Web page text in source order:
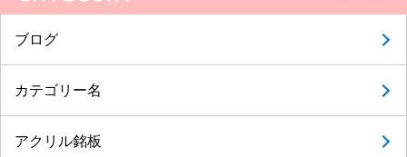
ブログ
カテゴリー名
アクリル銘板